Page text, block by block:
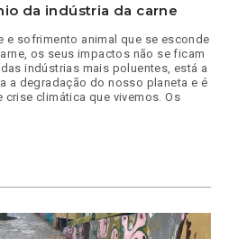
da indústria da carne
e sofrimento animal que se esconde
os seus impactos não se ficam
indústrias mais poluentes, está a
a degradação do nosso planeta e é
crise climática que vivemos. Os